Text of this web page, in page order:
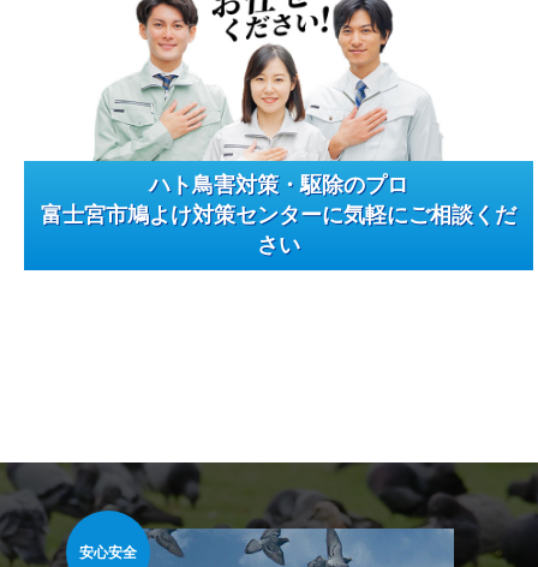
ハト鳥害対策・駆除のプロ
富士宮市鳩よけ対策センターに気軽にご相談くだ
さい
安心安全